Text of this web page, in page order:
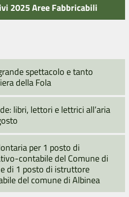
2025 Aree Fabbricabili
spettacolo e tanto
della Fola
libri, lettori e lettrici all’aria
per 1 posto di
contabile del Comune di
di 1 posto di istruttore
del comune di Albinea